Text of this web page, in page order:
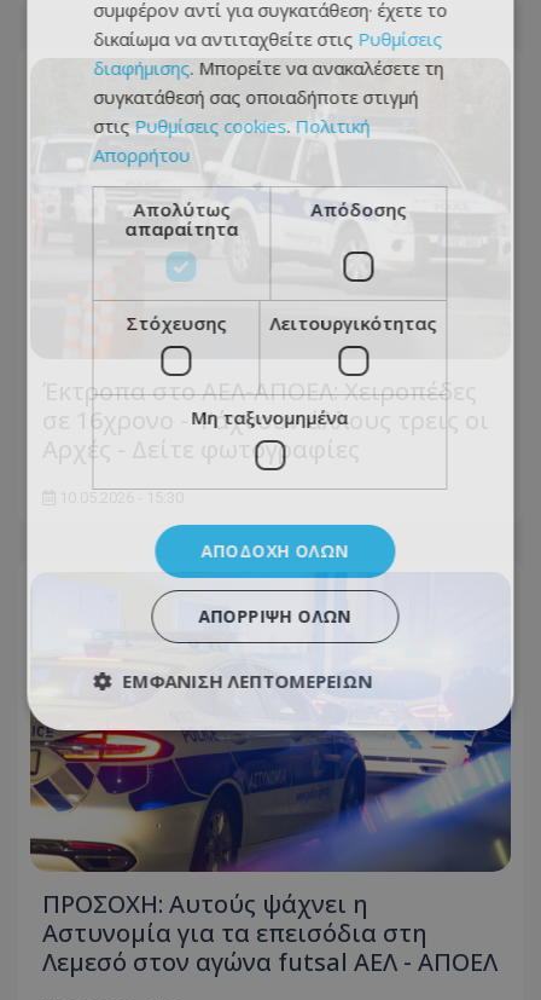
Έκτροπα στο ΑΕΛ-ΑΠΟΕΛ: Χειροπέδες
σε 16χρονο - Ψάχνουν άλλους τρεις οι
Αρχές - Δείτε φωτογραφίες
ΠΡΟΣΟΧΗ: Αυτούς ψάχνει η
Αστυνομία για τα επεισόδια στη
Λεμεσό στον αγώνα futsal ΑΕΛ - ΑΠΟΕΛ
συμφέρον αντί για συγκατάθεση· έχετε το
δικαίωμα να αντιταχθείτε στις Ρυθμίσεις
διαφήμισης. Μπορείτε να ανακαλέσετε τη
συγκατάθεσή σας οποιαδήποτε στιγμή
στις Ρυθμίσεις cookies. Πολιτική
Απορρήτου
Απολύτως
απαραίτητα
Απόδοσης
Στόχευσης Λειτουργικότητας
Μη ταξινομημένα
ΑΠΟΔΟΧΉ ΌΛΩΝ
ΑΠΌΡΡΙΨΗ ΌΛΩΝ
ΕΜΦΆΝΙΣΗ ΛΕΠΤΟΜΕΡΕΙΏΝ